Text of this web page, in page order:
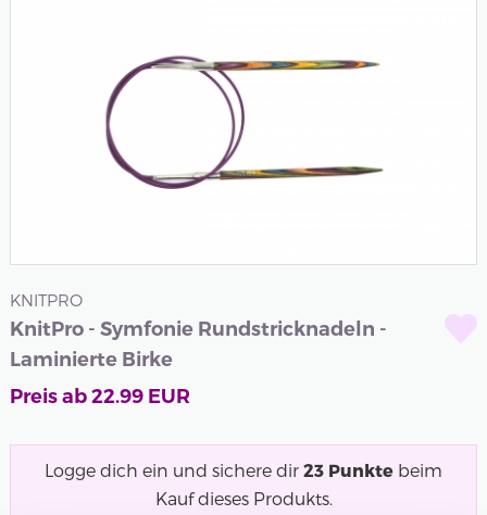
KNITPRO
KnitPro - Symfonie Rundstricknadeln -
Laminierte Birke
Preis ab22.99EUR
Logge dich ein und sichere dir 23 Punkte beim
Kauf dieses Produkts.